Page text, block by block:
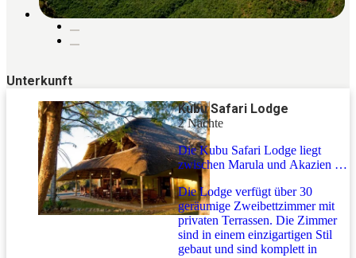
Unterkunft
Kubu Safari Lodge
2 Nächte
Die Kubu Safari Lodge liegt
zwischen Marula und Akazien im
afrikanischen Busch mit der
dramatischen Kulisse der
Drakensberge im Hintergrund.
Die Lodge verfügt über 30
geräumige Zweibettzimmer mit
privaten Terrassen. Die Zimmer
sind in einem einzigartigen Stil
gebaut und sind komplett in